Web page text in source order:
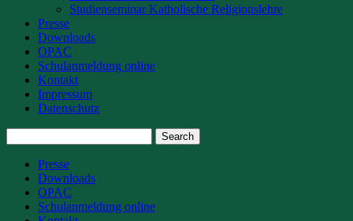
Studienseminar Katholische Religionslehre
Presse
Downloads
OPAC
Schulanmeldung online
Kontakt
Impressum
Datenschutz
Presse
Downloads
OPAC
Schulanmeldung online